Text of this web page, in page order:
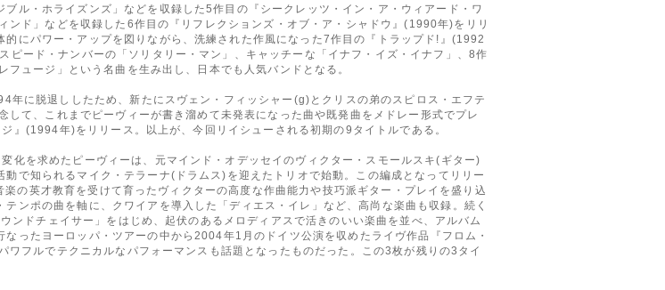
ル・ホライズンズ」などを収録した5作目の『シークレッツ・イン・ア・ウィアード・ワ
ド」などを収録した6作目の『リフレクションズ・オブ・ア・シャドウ』(1990年)をリリ
にパワー・アップを図りながら、洗練された作風になった7作目の『トラップド!』(1992
ピード・ナンバーの「ソリタリー・マン」、キャッチーな「イナフ・イズ・イナフ」、8作
ュージ」という名曲を生み出し、日本でも人気バンドとなる。
年に脱退ししたため、新たにスヴェン・フィッシャー(g)とクリスの弟のスピロス・エフテ
て、これまでピーヴィーが書き溜めて未発表になった曲や既発曲をメドレー形式でプレ
』(1994年)をリリース。以上が、今回リイシューされる初期の9タイトルである。
化を求めたピーヴィーは、元マインド・オデッセイのヴィクター・スモールスキ(ギター)
で知られるマイク・テラーナ(ドラムス)を迎えたトリオで始動。この編成となってリリー
の英才教育を受けて育ったヴィクターの高度な作曲能力や技巧派ギター・プレイを盛り込
ンポの曲を軸に、クワイアを導入した「ディエス・イレ」など、高尚な楽曲も収録。続く
ドチェイサー」をはじめ、起伏のあるメロディアスで活きのいい楽曲を並べ、アルバム
ったヨーロッパ・ツアーの中から2004年1月のドイツ公演を収めたライヴ作品『フロム・
フルでテクニカルなパフォーマンスも話題となったものだった。この3枚が残りの3タイ